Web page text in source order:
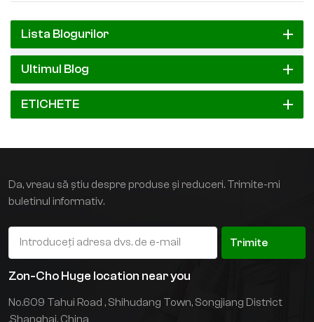
puține întreruperi la încărcare.✅ Costuri mai mici cu energia – Mai
depozite cu randament ridicatMarile companii de logistică – cum ar fi
adoptator recent din Orientul Mijlociu—bazați-vă pe aceste stivuitoare
pentru operațiuni de mare viteză și volum mare fără a sacrifica
companii.Gânduri finaleIndiferent dacă gestionați o centru de
distribuție cu amănuntul, depozit frigorific sau depozit de comerț
manipulare a materialelor mai inteligentă, mai rapidă și mai
ecologicăEste timpul să vă regândiți flota?
Lista Blogurilor
Ultimul Blog
ETICHETE
Da, vreau să știu despre produse și reduceri. Trimite-mi
buletinul informativ.
Trimite
Zon-Cho Huge location near you
No.609 Tahui Road , Shihudang Town, Songjiang District
,Shanghai, China